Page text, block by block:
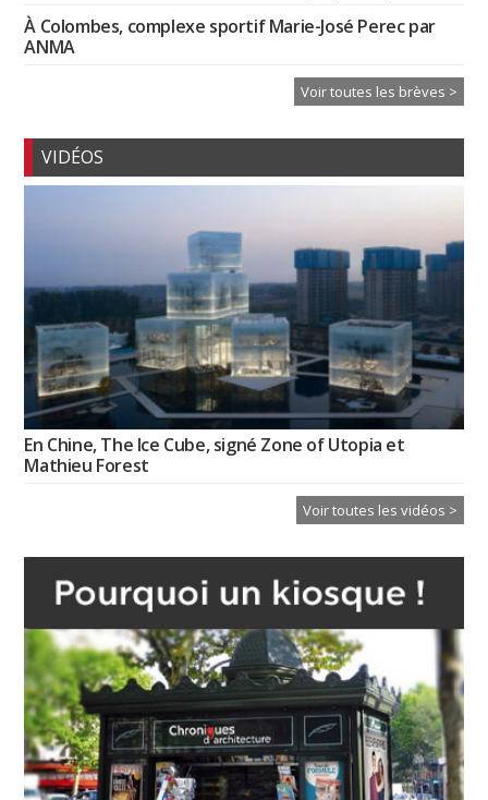
À Colombes, complexe sportif Marie-José Perec par
ANMA
Voir toutes les brèves >
VIDÉOS
En Chine, The Ice Cube, signé Zone of Utopia et
Mathieu Forest
Voir toutes les vidéos >